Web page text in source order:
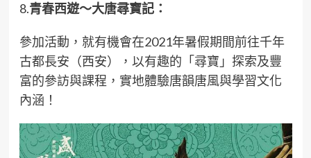
8.青春西遊～大唐尋寶記：
參加活動，就有機會在2021年暑假期間前往千年
古都長安（西安），以有趣的「尋寶」探索及豐
富的參訪與課程，實地體驗唐韻唐風與學習文化
內涵！